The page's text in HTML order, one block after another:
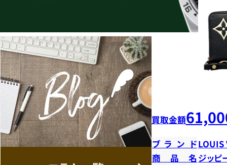
買取金額
ブランドLOUIS
商品名 ジッピ